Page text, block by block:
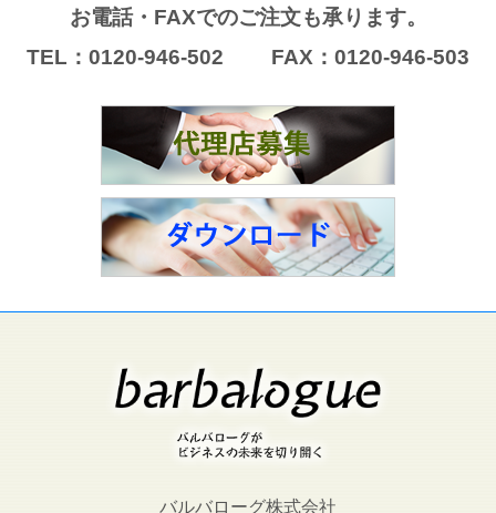
お電話・FAXでのご注文も承ります。
TEL：0120-946-502 FAX：0120-946-503
バルバローグ株式会社